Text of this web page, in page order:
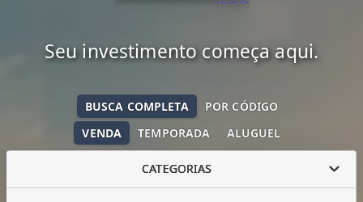
Seu investimento começa aqui.
VENDA TEMPORADA ALUGUEL
BUSCA COMPLETA POR CÓDIGO
CATEGORIAS